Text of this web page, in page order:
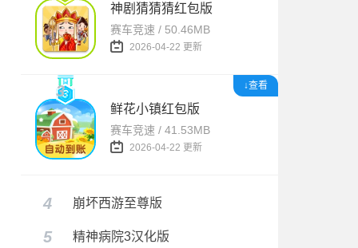
神剧猜猜猜红包版
赛车竞速 / 50.46MB
2026-04-22 更新
3 ↓查看
鲜花小镇红包版
赛车竞速 / 41.53MB
2026-04-22 更新
4 崩坏西游至尊版
5 精神病院3汉化版